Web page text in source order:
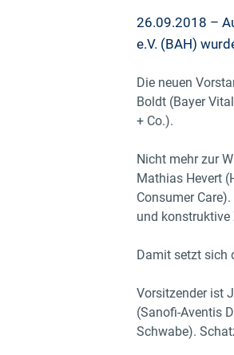
26.09.2018 –
e.V. (BAH)
Die neuen
Boldt (Bayer
+ Co.).
Nicht mehr zur
Mathias Hevert
Consumer
und
Damit setzt sich
Vorsitzender ist
(Sanofi-Aventis
Schwabe).